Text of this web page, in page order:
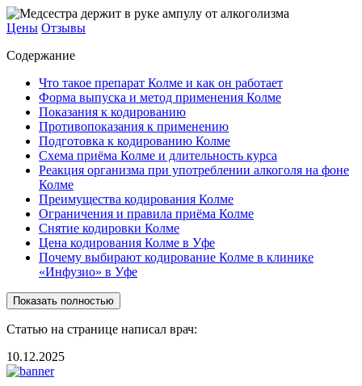
Цены Отзывы
Содержание
Что такое препарат Колме и как он работает
Форма выпуска и метод применения Колме
Показания к кодированию
Противопоказания к применению
Подготовка к кодированию Колме
Схема приёма Колме и длительность курса
Реакция организма при употреблении алкоголя на фоне
Колме
Преимущества кодирования Колме
Ограничения и правила приёма Колме
Снятие кодировки Колме
Цена кодирования Колме в Уфе
Почему выбирают кодирование Колме в клинике
«Инфузио» в Уфе
Показать полностью
Статью на странице написал врач:
10.12.2025